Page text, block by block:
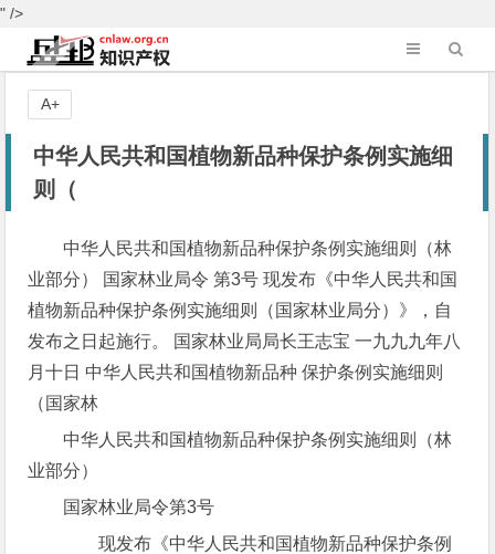
" />
中华人民共和国植物新品种保护条例实施细
则（
中华人民共和国植物新品种保护条例实施细则（林
业部分） 国家林业局令 第3号 现发布《中华人民共和国
植物新品种保护条例实施细则（国家林业局分）》，自
发布之日起施行。 国家林业局局长王志宝 一九九九年八
月十日 中华人民共和国植物新品种 保护条例实施细则
（国家林
中华人民共和国植物新品种保护条例实施细则（林
业部分）
国家林业局令第3号
现发布《中华人民共和国植物新品种保护条例
A+